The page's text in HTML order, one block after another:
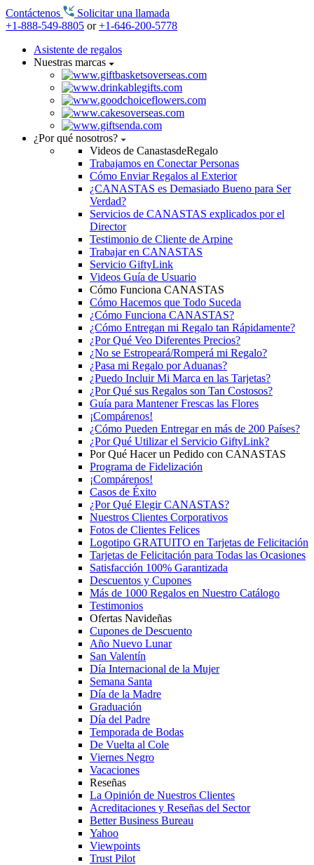
Contáctenos
Solicitar una llamada
+1-888-549-8805 or+1-646-200-5778
Asistente de regalos
Nuestras marcas
¿Por qué nosotros?
Videos de CanastasdeRegalo
Trabajamos en Conectar Personas
Cómo Enviar Regalos al Exterior
¿CANASTAS es Demasiado Bueno para Ser
Verdad?
Servicios de CANASTAS explicados por el
Director
Testimonio de Cliente de Arpine
Trabajar en CANASTAS
Servicio GiftyLink
Videos Guía de Usuario
Cómo Funciona CANASTAS
Cómo Hacemos que Todo Suceda
¿Cómo Funciona CANASTAS?
¿Cómo Entregan mi Regalo tan Rápidamente?
¿Por Qué Veo Diferentes Precios?
¿No se Estropeará/Romperá mi Regalo?
¿Pasa mi Regalo por Aduanas?
¿Puedo Incluir Mi Marca en las Tarjetas?
¿Por Qué sus Regalos son Tan Costosos?
Guía para Mantener Frescas las Flores
¡Compárenos!
¿Cómo Pueden Entregar en más de 200 Países?
¿Por Qué Utilizar el Servicio GiftyLink?
Por Qué Hacer un Pedido con CANASTAS
Programa de Fidelización
¡Compárenos!
Casos de Éxito
¿Por Qué Elegir CANASTAS?
Nuestros Clientes Corporativos
Fotos de Clientes Felices
Logotipo GRATUITO en Tarjetas de Felicitación
Tarjetas de Felicitación para Todas las Ocasiones
Satisfacción 100% Garantizada
Descuentos y Cupones
Más de 1000 Regalos en Nuestro Catálogo
Testimonios
Ofertas Navideñas
Cupones de Descuento
Año Nuevo Lunar
San Valentín
Día Internacional de la Mujer
Semana Santa
Día de la Madre
Graduación
Día del Padre
Temporada de Bodas
De Vuelta al Cole
Viernes Negro
Vacaciones
Reseñas
La Opinión de Nuestros Clientes
Acreditaciones y Reseñas del Sector
Better Business Bureau
Yahoo
Viewpoints
Trust Pilot